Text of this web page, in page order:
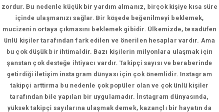
zordur. Bu nedenle küçük bir yardım almanız, birçok kişiye kısa süre
içinde ulaşmanızı sağlar. Bir köşede beğenilmeyi beklemek,
mucizenin ortaya çıkmasını beklemek gibidir. Ülkemizde, tesadüfen
ünlü kişiler tarafından fark edilen ve önerilen hesaplar vardır. Ama
bu çok düşük bir ihtimaldir. Bazı kişilerin milyonlara ulaşmak için
şanstan çok desteğe ihtiyacı vardır. Takipçi sayısı ve beraberinde
getirdiği iletişim instagram dünyası için çok önemlidir. Instagram
takipçi arttirma bu nedenle çok popüler olan ve çok ünlü kişiler
tarafından bile yapılan bir uygulamadır. İnstagram dünyasında,
yüksek takipçi sayılarına ulaşmak demek, kazançlı bir hayatın da